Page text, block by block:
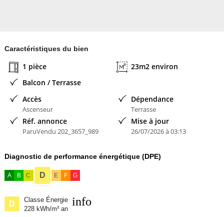
Caractéristiques du bien
1 pièce
23m2 environ
Balcon / Terrasse
Accès
Ascenseur
Dépendance
Terrasse
Réf. annonce
ParuVendu 202_3657_989
Mise à jour
26/07/2026 à 03:13
Diagnostic de performance énergétique (DPE)
A B C D E F G
D
Classe Énergie
228 kWh/m² an
info